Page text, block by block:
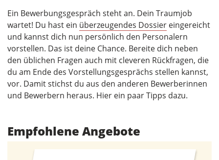
Ein Bewerbungsgespräch steht an. Dein Traumjob
wartet! Du hast ein überzeugendes Dossier eingereicht
und kannst dich nun persönlich den Personalern
vorstellen. Das ist deine Chance. Bereite dich neben
den üblichen Fragen auch mit cleveren Rückfragen, die
du am Ende des Vorstellungsgesprächs stellen kannst,
vor. Damit stichst du aus den anderen Bewerberinnen
und Bewerbern heraus. Hier ein paar Tipps dazu.
Empfohlene Angebote